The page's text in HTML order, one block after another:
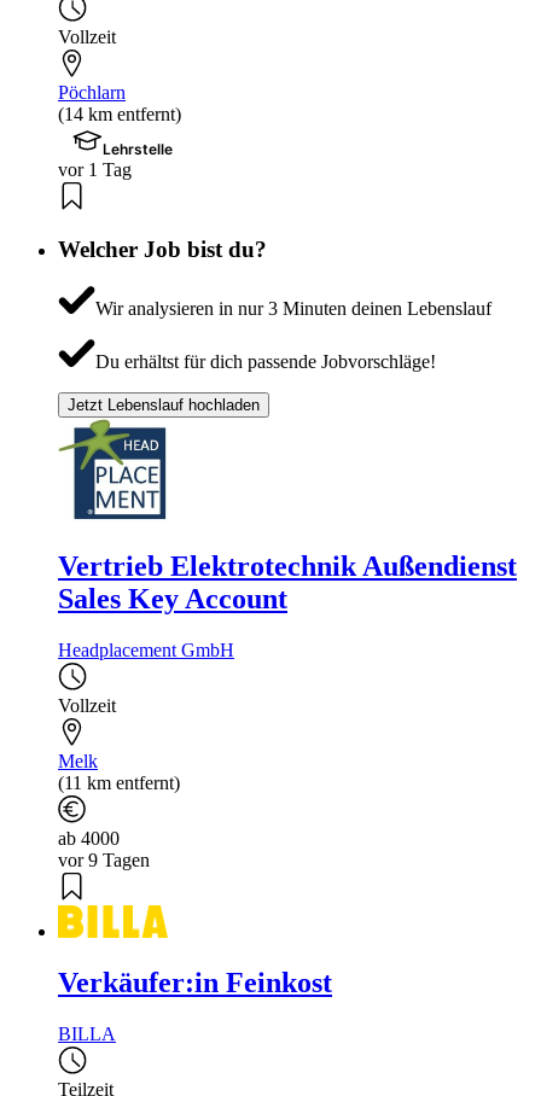
Vollzeit
Pöchlarn
(14 km entfernt)
Lehrstelle
vor 1 Tag
Welcher Job bist du?
Wir analysieren in nur 3 Minuten deinen Lebenslauf
Du erhältst für dich passende Jobvorschläge!
Jetzt Lebenslauf hochladen
Vertrieb Elektrotechnik Außendienst
Sales Key Account
Headplacement GmbH
Vollzeit
Melk
(11 km entfernt)
ab 4000
vor 9 Tagen
Verkäufer:in Feinkost
BILLA
Teilzeit